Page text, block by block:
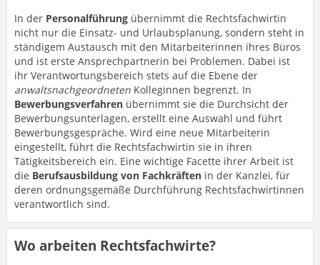
In der Personalführung übernimmt die Rechtsfachwirtin
nicht nur die Einsatz- und Urlaubsplanung, sondern steht in
ständigem Austausch mit den Mitarbeiterinnen ihres Büros
und ist erste Ansprechpartnerin bei Problemen. Dabei ist
ihr Verantwortungsbereich stets auf die Ebene der
anwaltsnachgeordneten Kolleginnen begrenzt. In
Bewerbungsverfahren übernimmt sie die Durchsicht der
Bewerbungsunterlagen, erstellt eine Auswahl und führt
Bewerbungsgespräche. Wird eine neue Mitarbeiterin
eingestellt, führt die Rechtsfachwirtin sie in ihren
Tätigkeitsbereich ein. Eine wichtige Facette ihrer Arbeit ist
die Berufsausbildung von Fachkräften in der Kanzlei, für
deren ordnungsgemäße Durchführung Rechtsfachwirtinnen
verantwortlich sind.
Wo arbeiten Rechtsfachwirte?